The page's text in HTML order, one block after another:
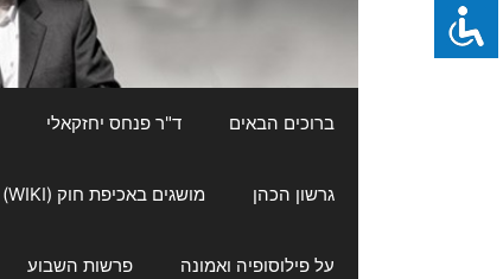
ברוכים הבאים ד"ר פנחס יחזקאלי
גרשון הכהן מושגים באכיפת חוק (WIKI)
על פילוסופיה ואמונה פרשות השבוע